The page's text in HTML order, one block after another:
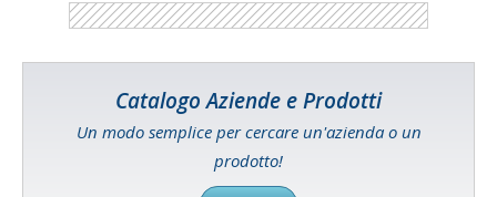
Catalogo Aziende e Prodotti
Un modo semplice per cercare un'azienda o un
prodotto!